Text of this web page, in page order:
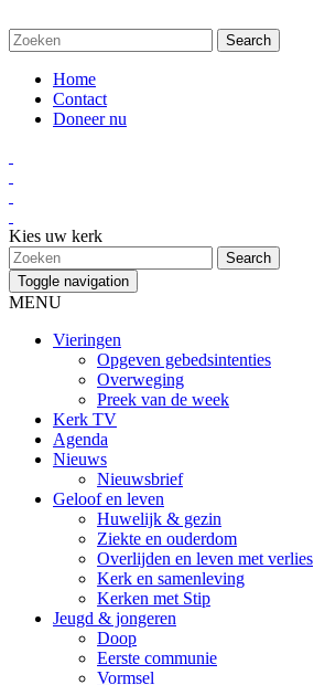
Home
Contact
Doneer nu
Kies uw kerk
Toggle navigation
MENU
Vieringen
Opgeven gebedsintenties
Overweging
Preek van de week
Kerk TV
Agenda
Nieuws
Nieuwsbrief
Geloof en leven
Huwelijk & gezin
Ziekte en ouderdom
Overlijden en leven met verlies
Kerk en samenleving
Kerken met Stip
Jeugd & jongeren
Doop
Eerste communie
Vormsel